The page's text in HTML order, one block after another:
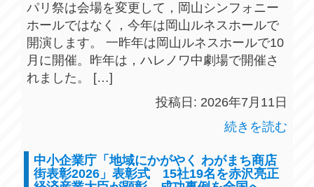
パリ祭は会場を変更して，岡山シンフォニー
ホールではなく，今年は岡山ルネスホールで
開演します。 一昨年は岡山ルネスホールで10
月に開催。昨年は，ハレノワ中劇場で開催さ
れました。 […]
投稿日: 2026年7月11日
続きを読む
中小企業庁「地域にかがやく わがまち商店
街表彰2026」表彰式 15社19名を赤沢亮正